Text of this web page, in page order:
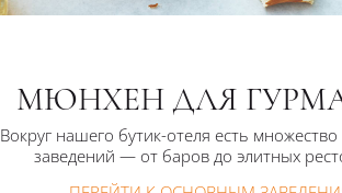
МЮНХЕН ДЛЯ
Вокруг нашего бутик-отеля есть
заведений — от баров до элитных